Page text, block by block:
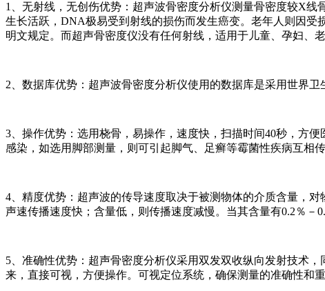
1、无射线，无创伤优势：超声波骨密度分析仪测量骨密度较X
生长活跃，DNA极易受到射线的损伤而发生癌变。老年人则因
明文规定。而超声骨密度仪没有任何射线，适用于儿童、孕妇、
2、数据库优势：超声波骨密度分析仪使用的数据库是采用世界
3、操作优势：选用桡骨，易操作，速度快，扫描时间40秒，方
感染，如选用脚部测量，则可引起脚气、足癣等霉菌性疾病互相传
4、精度优势：超声波的传导速度取决于被测物体的介质含量，
声速传播速度快；含量低，则传播速度减慢。当其含量有0.2％－
5、准确性优势：超声骨密度分析仪采用双发双收纵向发射技术
来，直接可视，方便操作。可视定位系统，确保测量的准确性和重